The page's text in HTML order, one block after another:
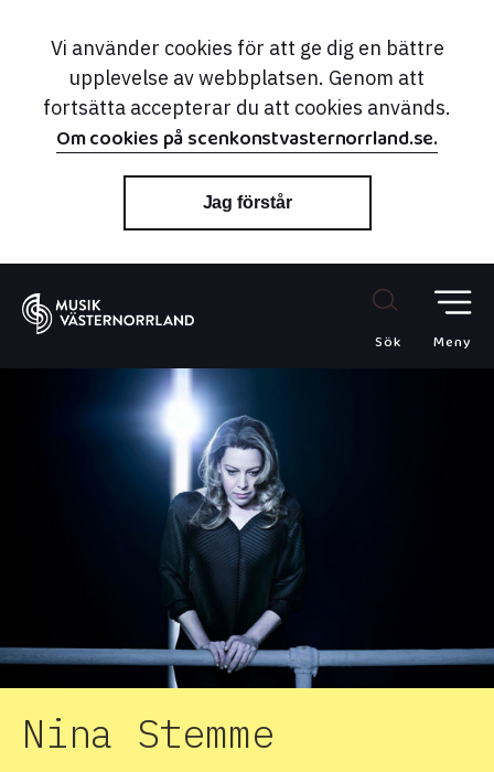
Vi använder cookies för att ge dig en bättre
upplevelse av webbplatsen. Genom att
fortsätta accepterar du att cookies används.
Om cookies på scenkonstvasternorrland.se.
Jag förstår
Sök Meny
Nina Stemme